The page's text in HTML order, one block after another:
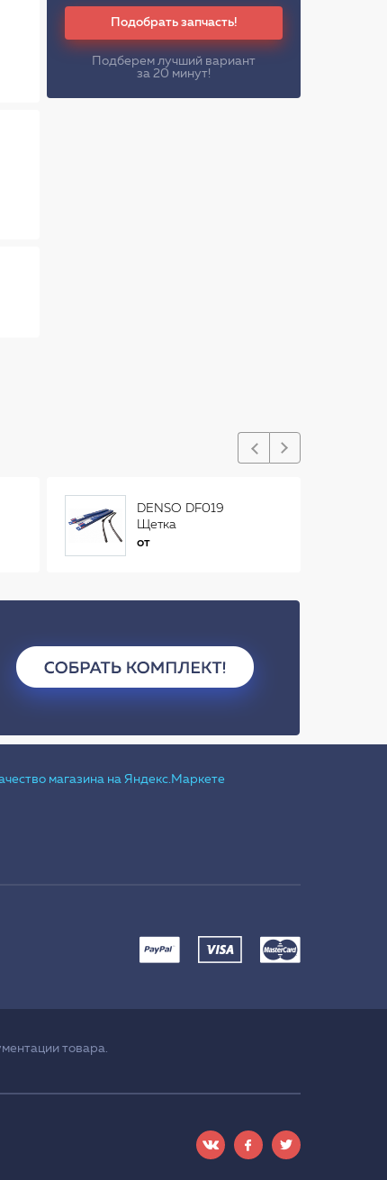
Подобрать запчасть!
Подберем лучший вариант
за 20 минут!
DENSO DF019
Щетка
стеклоочистителя
от
товара.